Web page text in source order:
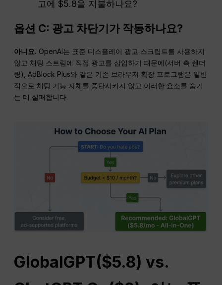
고에 $5.8을 지불하나요?
옵션 C: 광고 차단기가 작동하나요?
아니요. OpenAI는 표준 디스플레이 광고 스크립트를 사용하지
않고 채팅 스트림에 직접 광고를 삽입하기 때문에(서버 측 렌더
링), AdBlock Plus와 같은 기존 브라우저 확장 프로그램은 일반
적으로 채팅 기능 자체를 중단시키지 않고 이러한 요소를 숨기
는 데 실패합니다.
GlobalGPT($5.8) vs.